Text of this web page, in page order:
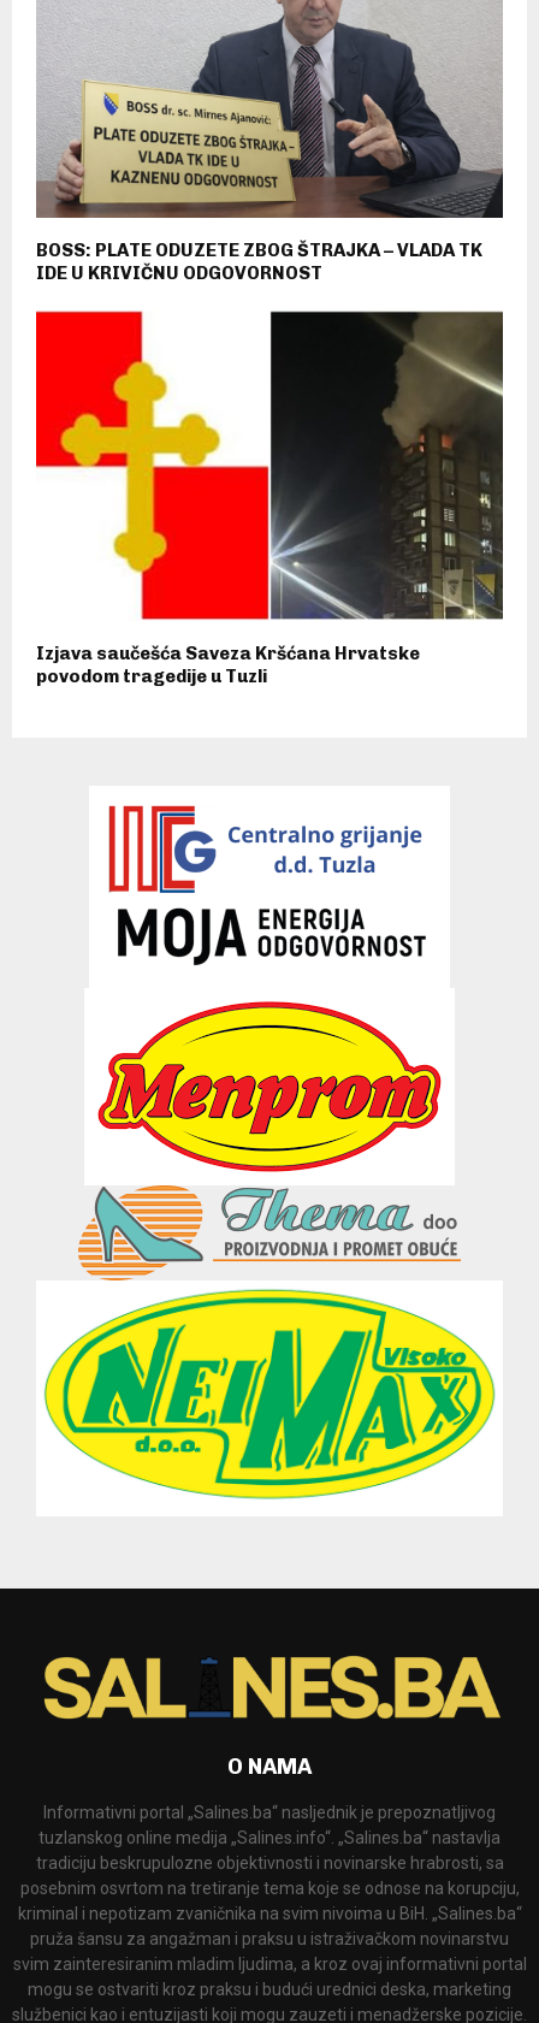
BOSS: PLATE ODUZETE ZBOG ŠTRAJKA – VLADA TK
IDE U KRIVIČNU ODGOVORNOST
Izjava saučešća Saveza Kršćana Hrvatske
povodom tragedije u Tuzli
O NAMA
Informativni portal „Salines.ba“ nasljednik je prepoznatljivog
tuzlanskog online medija „Salines.info“. „Salines.ba“ nastavlja
tradiciju beskrupulozne objektivnosti i novinarske hrabrosti, sa
posebnim osvrtom na tretiranje tema koje se odnose na korupciju,
kriminal i nepotizam zvaničnika na svim nivoima u BiH. „Salines.ba“
pruža šansu za angažman i praksu u istraživačkom novinarstvu
svim zainteresiranim mladim ljudima, a kroz ovaj informativni portal
mogu se ostvariti kroz praksu i budući urednici deska, marketing
službenici kao i entuzijasti koji mogu zauzeti i menadžerske pozicije.